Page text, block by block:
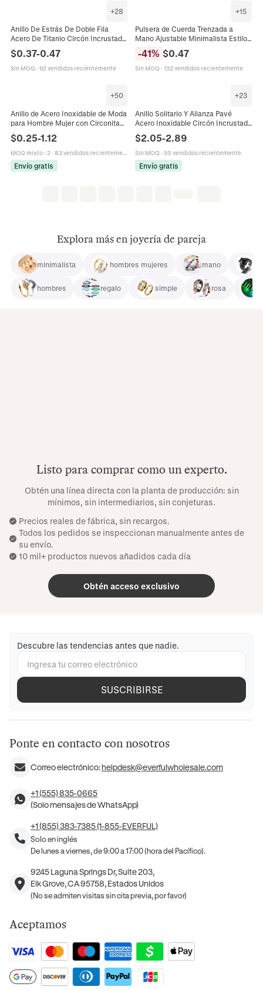
+28
Anillo De Estrás De Doble Fila
Acero De Titanio Circón Incrustado
Pulido Joyería De Moda Minimalista
Para Hombres Mujeres Parejas
$0.37-0.47
Sin MOQ · 92 vendidos recientemente
+15
Pulsera de Cuerda Trenzada a
Mano Ajustable Minimalista Estilo
Náutico Hebilla de Aleación Pulsera
Tejida para Hombre Mujer
Estudiantes Regalo
-41% $0.47
Sin MOQ · 132 vendidos recientemente
+50
Anillo de Acero Inoxidable de Moda
para Hombre Mujer con Circonita
Elegante Joyería de Pareja
$0.25-1.12
MOQ mixto: 2· 83 vendidos recientemente
Envío gratis
+23
Anillo Solitario Y Alianza Pavé
Acero Inoxidable Circón Incrustado
Joyas De Moda Para Parejas
$2.05-2.89
Sin MOQ · 50 vendidos recientemente
Envío gratis
Explora más en joyería de pareja
minimalista hombres mujeres mano
hombres regalo simple rosa
Listo para comprar como un experto.
Obtén una línea directa con la planta de producción: sin
mínimos, sin intermediarios, sin conjeturas.
Precios reales de fábrica, sin recargos.
Todos los pedidos se inspeccionan manualmente antes de
su envío.
10 mil+ productos nuevos añadidos cada día
Obtén acceso exclusivo
Descubre las tendencias antes que nadie.
SUSCRIBIRSE
Ponte en contacto con nosotros
Correo electrónico:helpdesk@everfulwholesale.com
+1 (555) 835-0665
(Solo mensajes de WhatsApp)
+1 (855) 383-7385 (1-855-EVERFUL)
Solo en inglés
De lunes a viernes, de 9:00 a 17:00 (hora del Pacífico).
9245 Laguna Springs Dr, Suite 203,
Elk Grove, CA 95758, Estados Unidos
(No se admiten visitas sin cita previa, por favor)
Aceptamos